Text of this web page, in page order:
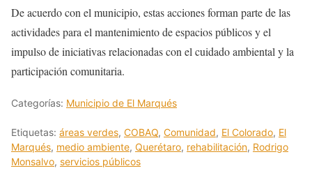
De acuerdo con el municipio, estas acciones forman parte de las
actividades para el mantenimiento de espacios públicos y el
impulso de iniciativas relacionadas con el cuidado ambiental y la
participación comunitaria.
Categorías: Municipio de El Marqués
Etiquetas: áreas verdes, COBAQ, Comunidad, El Colorado, El
Marqués, medio ambiente, Querétaro, rehabilitación, Rodrigo
Monsalvo, servicios públicos